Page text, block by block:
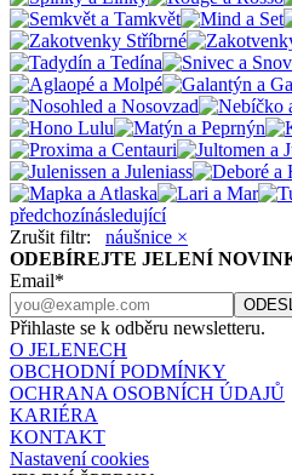
předchozínásledující
Zrušit filtr: náušnice ×
ODEBÍREJTE JELENÍ
Email*
Přihlaste se k odběru newsletteru.
O JELENECH
OBCHODNÍ PODMÍNKY
OCHRANA OSOBNÍCH ÚDAJŮ
KARIÉRA
KONTAKT
Nastavení cookies